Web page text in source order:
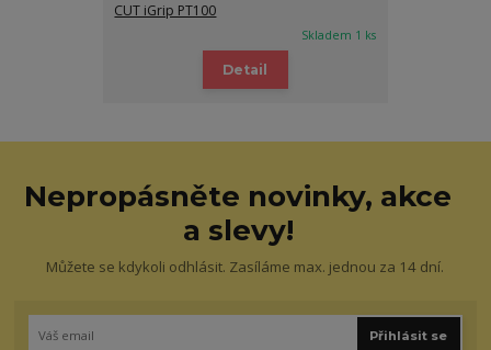
CUT iGrip PT100
Skladem 1 ks
Detail
Nepropásněte novinky, akce
a slevy!
Můžete se kdykoli odhlásit. Zasíláme max. jednou za 14 dní.
Přihlásit se